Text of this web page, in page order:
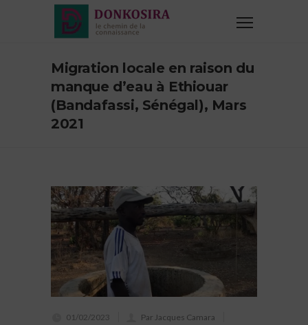
Migration locale en raison du
manque d’eau à Ethiouar
(Bandafassi, Sénégal), Mars
2021
01/02/2023
Par Jacques Camara